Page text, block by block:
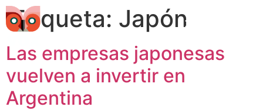
Etiqueta: Japón
Las empresas japonesas
vuelven a invertir en
Argentina